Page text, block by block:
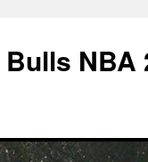
NBA